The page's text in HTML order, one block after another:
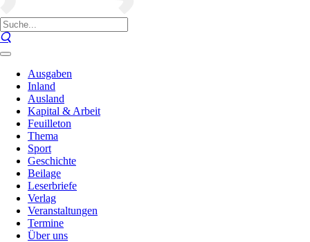
Ausgaben
Inland
Ausland
Kapital & Arbeit
Feuilleton
Thema
Sport
Geschichte
Beilage
Leserbriefe
Verlag
Veranstaltungen
Termine
Über uns